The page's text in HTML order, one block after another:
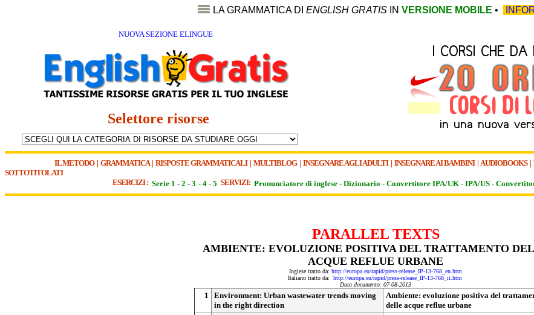
LA GRAMMATICA DI ENGLISH GRATIS IN VERSIONE MOBILE •
NUOVA SEZIONE ELINGUE
Selettore risorse
IL METODO| GRAMMATICA| RISPOSTE GRAMMATICALI| MULTIBLOG| INSEGNARE AGLI ADULTI | INSEGNARE AI BAMBINI| AUDIOBOOKS|
SOTTOTITOLATI
ESERCIZI : Serie 1 - 2 - 3 - 4 - 5 SERVIZI: Pronunciatore di inglese - Dizionario - Convertitore IPA/UK - IPA/US -
PARALLEL TEXTS
AMBIENTE: EVOLUZIONE POSITIVA DEL TRATTAMENTO
ACQUE REFLUE URBANE
Inglese tratto da: http://europa.eu/rapid/press-release_IP-13-768_en.htm
Italiano tratto da: http://europa.eu/rapid/press-release_IP-13-768_it.htm
Data documento: 07-08-2013
1
Environment: Urban wastewater trends moving
in the right direction
Ambiente: evoluzione positiva del
delle acque reflue urbane